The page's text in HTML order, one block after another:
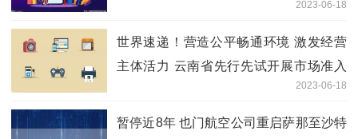
2023-06-18
世界速递！营造公平畅通环境 激发经营
主体活力 云南省先行先试开展市场准入
2023-06-18
暂停近8年 也门航空公司重启萨那至沙特